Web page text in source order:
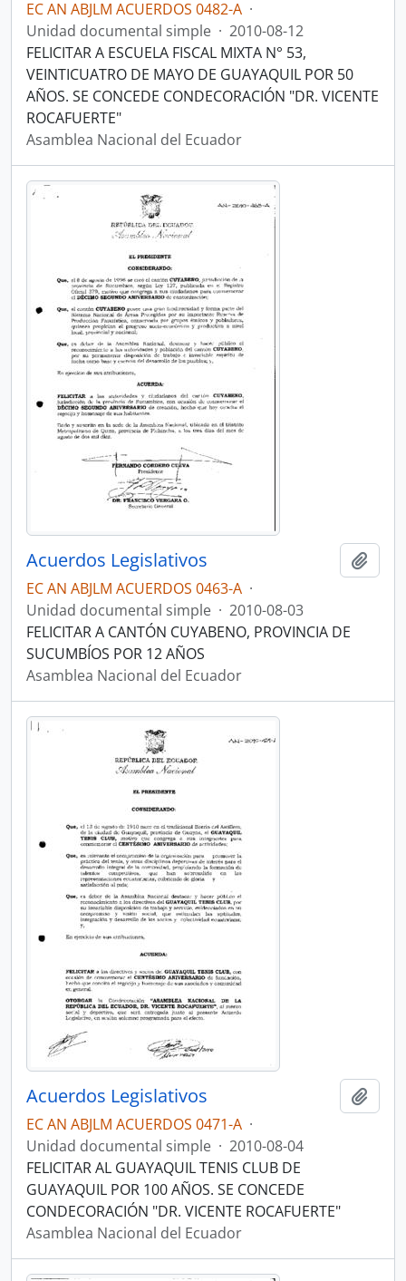
EC AN ABJLM ACUERDOS 0482-A ·
Unidad documental simple · 2010-08-12
FELICITAR A ESCUELA FISCAL MIXTA N° 53,
VEINTICUATRO DE MAYO DE GUAYAQUIL POR 50
AÑOS. SE CONCEDE CONDECORACIÓN "DR. VICENTE
ROCAFUERTE"
Asamblea Nacional del Ecuador
Acuerdos Legislativos
EC AN ABJLM ACUERDOS 0463-A ·
Unidad documental simple · 2010-08-03
FELICITAR A CANTÓN CUYABENO, PROVINCIA DE
SUCUMBÍOS POR 12 AÑOS
Asamblea Nacional del Ecuador
Acuerdos Legislativos
EC AN ABJLM ACUERDOS 0471-A ·
Unidad documental simple · 2010-08-04
FELICITAR AL GUAYAQUIL TENIS CLUB DE
GUAYAQUIL POR 100 AÑOS. SE CONCEDE
CONDECORACIÓN "DR. VICENTE ROCAFUERTE"
Asamblea Nacional del Ecuador